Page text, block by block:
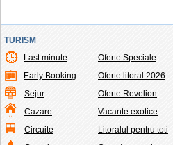
TURISM
Last minute
Early Booking
Sejur
Cazare
Circuite
Oferte Speciale
Oferte litoral 2026
Oferte Revelion
Vacante exotice
Litoralul pentru toti